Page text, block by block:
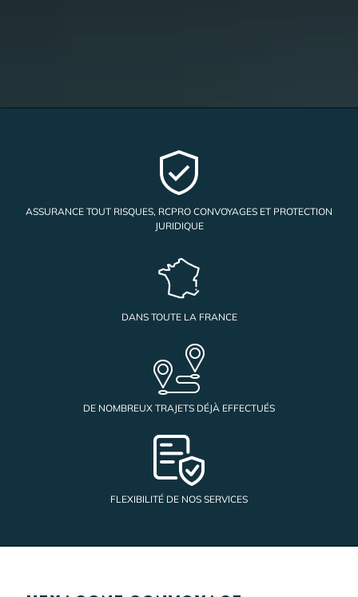
ASSURANCE TOUT RISQUES, RCPRO CONVOYAGES ET PROTECTION
JURIDIQUE
DANS TOUTE LA FRANCE
DE NOMBREUX TRAJETS DÉJÀ EFFECTUÉS
FLEXIBILITÉ DE NOS SERVICES